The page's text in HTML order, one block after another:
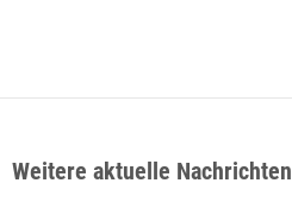
Weitere aktuelle Nachrichten